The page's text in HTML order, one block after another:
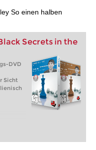
So einen halben
Secrets in the
DVD
Sicht